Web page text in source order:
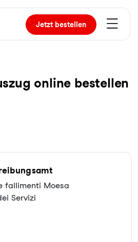
Jetztbestellen
online bestellen
fallimenti Moesa
Servizi